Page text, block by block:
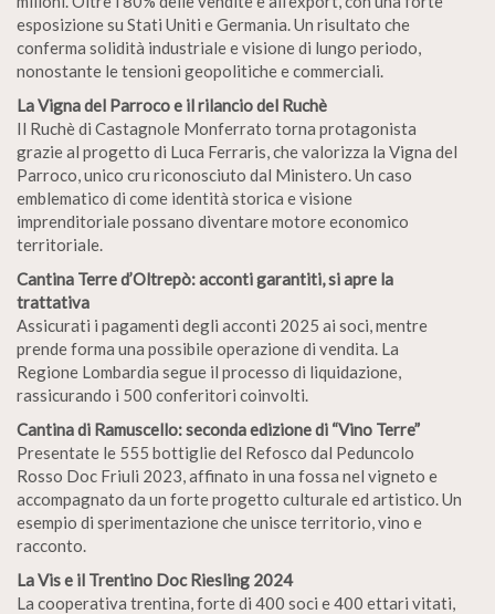
esposizione su Stati Uniti e Germania. Un risultato che
conferma solidità industriale e visione di lungo periodo,
nonostante le tensioni geopolitiche e commerciali.
La Vigna del Parroco e il rilancio del Ruchè
Il Ruchè di Castagnole Monferrato torna protagonista
grazie al progetto di Luca Ferraris, che valorizza la Vigna del
Parroco, unico cru riconosciuto dal Ministero. Un caso
emblematico di come identità storica e visione
imprenditoriale possano diventare motore economico
territoriale.
Cantina Terre d’Oltrepò: acconti garantiti, si apre la
trattativa
Assicurati i pagamenti degli acconti 2025 ai soci, mentre
prende forma una possibile operazione di vendita. La
Regione Lombardia segue il processo di liquidazione,
rassicurando i 500 conferitori coinvolti.
Cantina di Ramuscello: seconda edizione di “Vino Terre”
Presentate le 555 bottiglie del Refosco dal Peduncolo
Rosso Doc Friuli 2023, affinato in una fossa nel vigneto e
accompagnato da un forte progetto culturale ed artistico. Un
esempio di sperimentazione che unisce territorio, vino e
racconto.
La Vis e il Trentino Doc Riesling 2024
La cooperativa trentina, forte di 400 soci e 400 ettari vitati,